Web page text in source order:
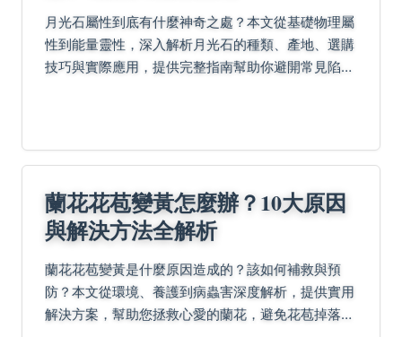
月光石屬性到底有什麼神奇之處？本文從基礎物理屬
性到能量靈性，深入解析月光石的種類、產地、選購
技巧與實際應用，提供完整指南幫助你避開常見陷
蘭花花苞變黃怎麼辦？10大原因
與解決方法全解析
蘭花花苞變黃是什麼原因造成的？該如何補救與預
防？本文從環境、養護到病蟲害深度解析，提供實用
解決方案，幫助您拯救心愛的蘭花，避免花苞掉落問